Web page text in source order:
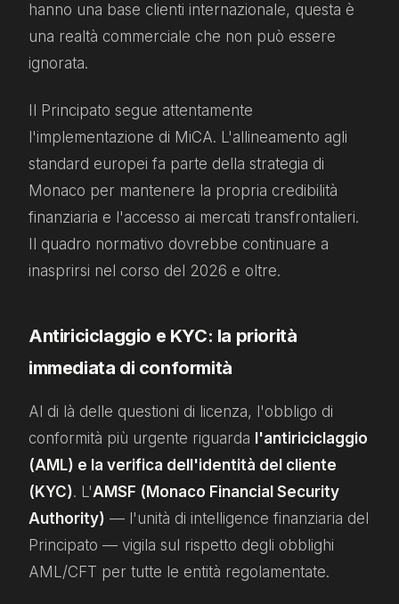
hanno una base clienti internazionale, questa è
una realtà commerciale che non può essere
ignorata.
Il Principato segue attentamente
l'implementazione di MiCA. L'allineamento agli
standard europei fa parte della strategia di
Monaco per mantenere la propria credibilità
finanziaria e l'accesso ai mercati transfrontalieri.
Il quadro normativo dovrebbe continuare a
inasprirsi nel corso del 2026 e oltre.
Antiriciclaggio e KYC: la priorità
immediata di conformità
Al di là delle questioni di licenza, l'obbligo di
conformità più urgente riguarda l'antiriciclaggio
(AML) e la verifica dell'identità del cliente
(KYC). L'AMSF (Monaco Financial Security
Authority) — l'unità di intelligence finanziaria del
Principato — vigila sul rispetto degli obblighi
AML/CFT per tutte le entità regolamentate.